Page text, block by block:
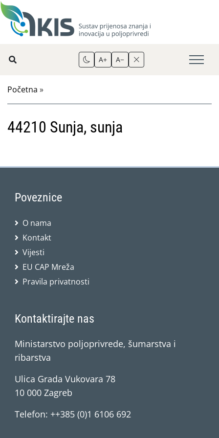
A+ A−
Početna »
44210 Sunja, sunja
Poveznice
O nama
Kontakt
Vijesti
EU CAP Mreža
Pravila privatnosti
Kontaktirajte nas
Ministarstvo poljoprivrede, šumarstva i
ribarstva
Ulica Grada Vukovara 78
10 000 Zagreb
Telefon: ++385 (0)1 6106 692